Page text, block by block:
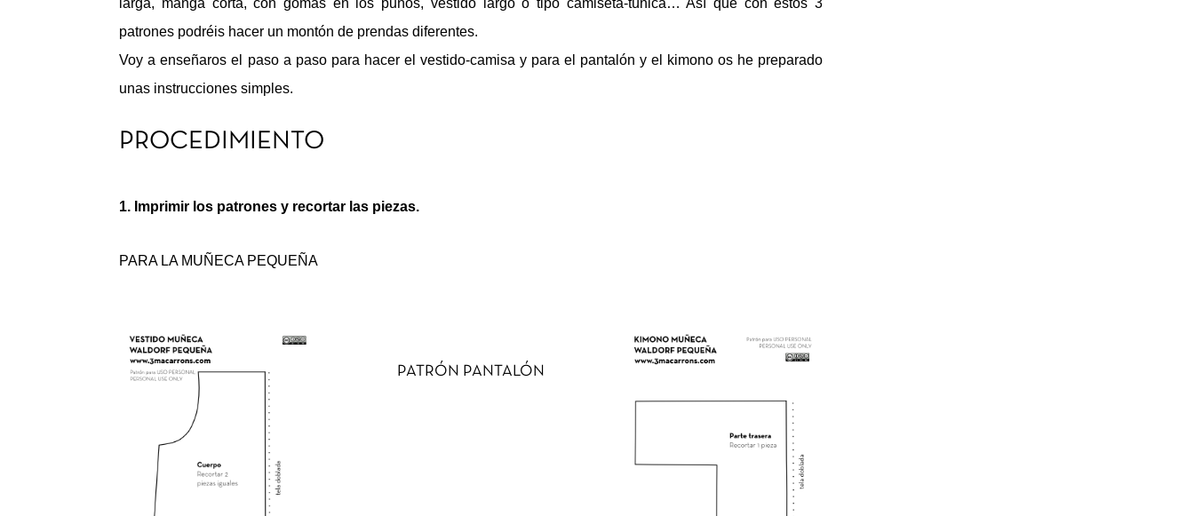
larga, manga corta, con gomas en los puños, vestido largo o tipo camiseta-túnica… Así que con estos 3
patrones podréis hacer un montón de prendas diferentes.
Voy a enseñaros el paso a paso para hacer el vestido-camisa y para el pantalón y el kimono os he preparado
unas instrucciones simples.
PROCEDIMIENTO
1. Imprimir los patrones y recortar las piezas.
PARA LA MUÑECA PEQUEÑA
PATRÓN PANTALÓN